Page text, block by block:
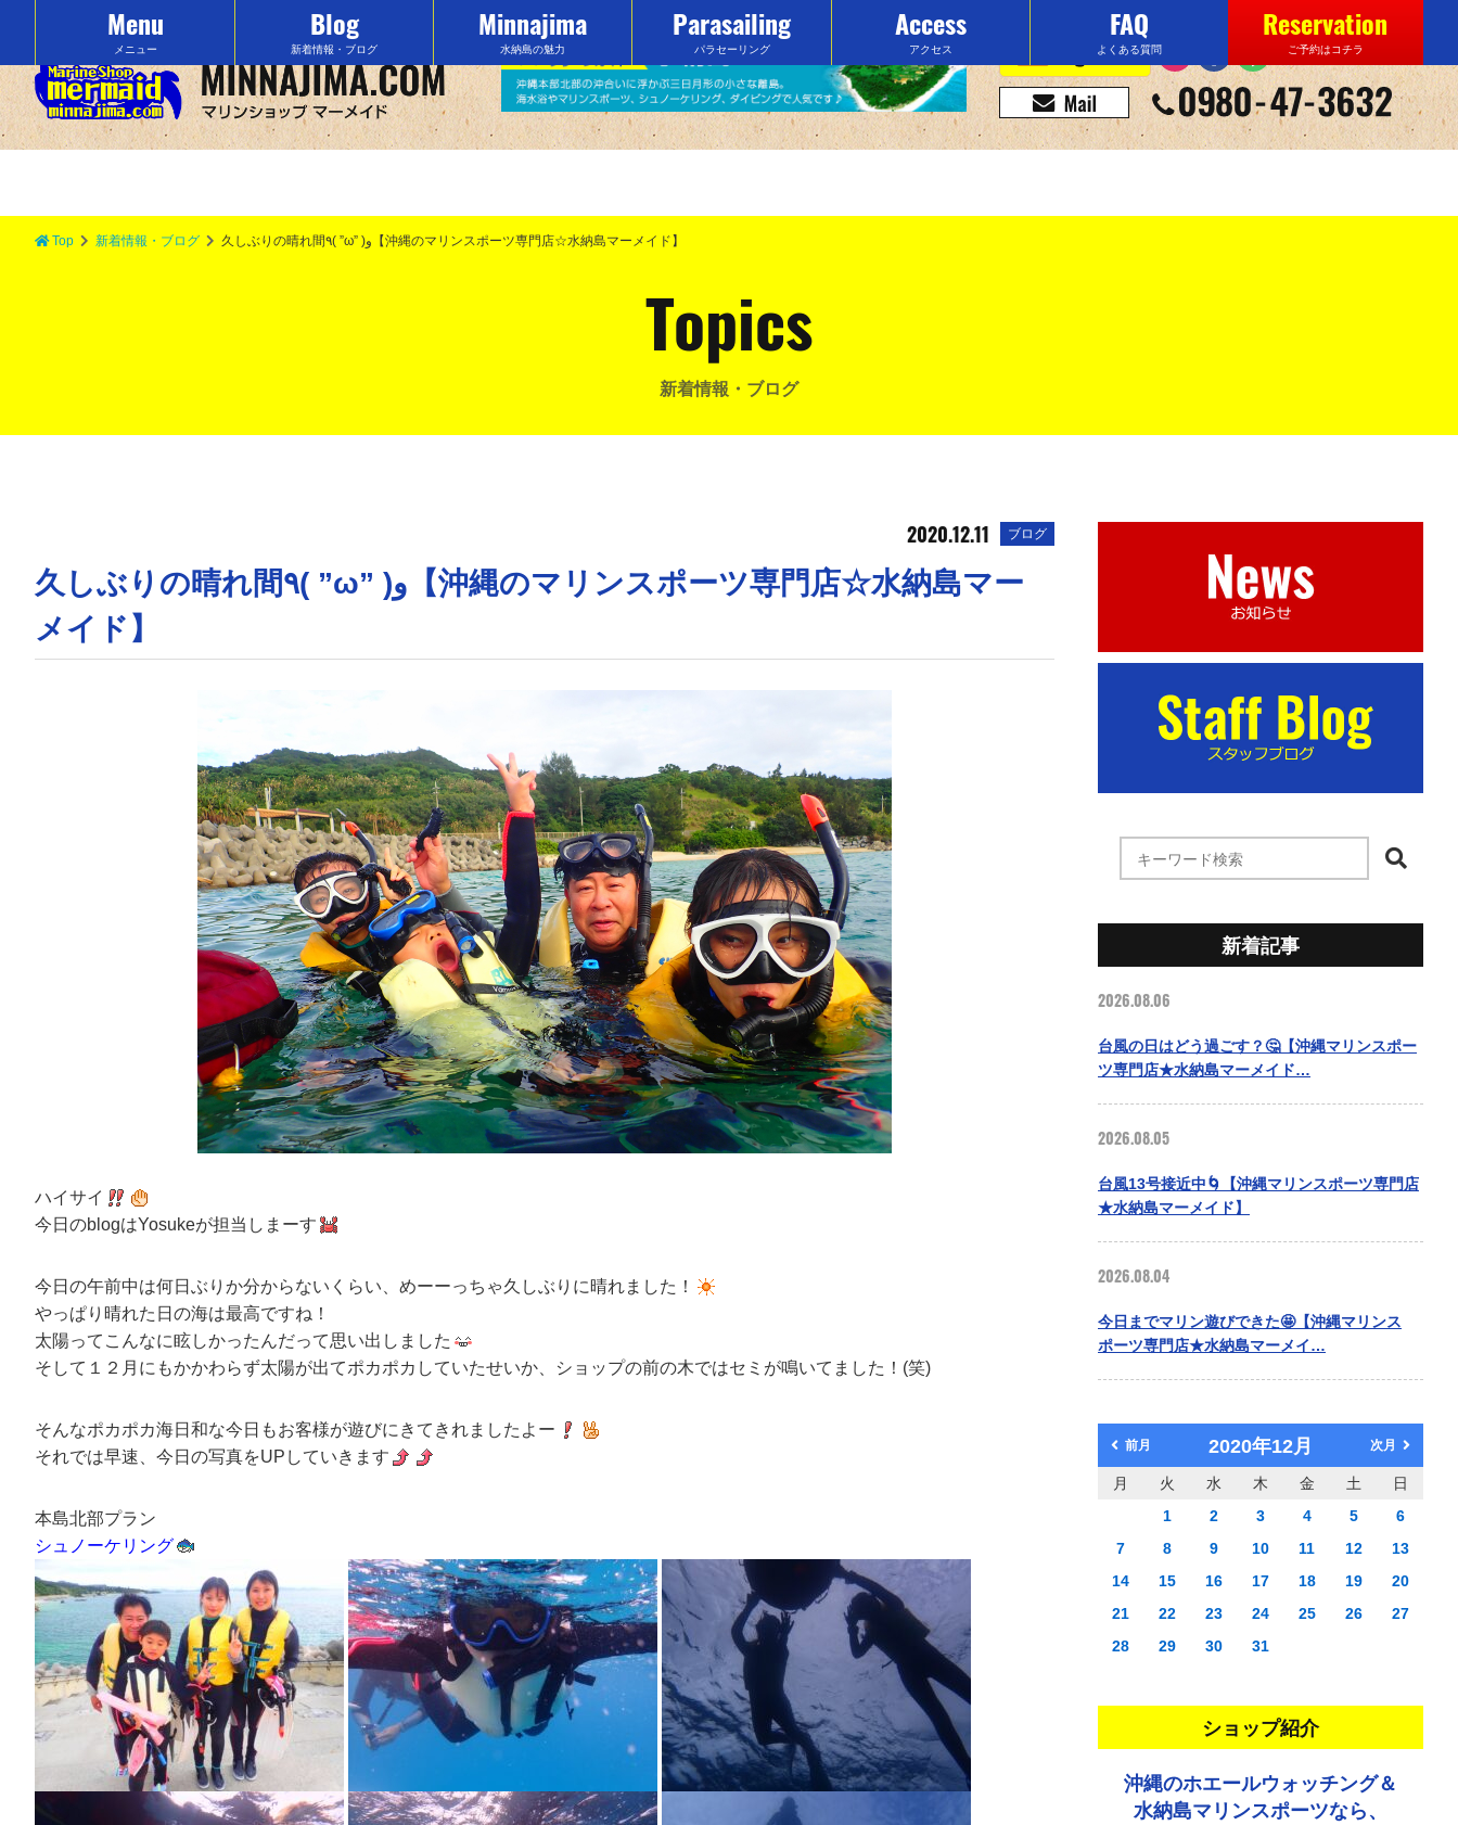
沖縄の水納島でマリンスポーツをするなら「マーメイド」で決まり！
Menu
メニュー
Blog
新着情報・ブログ
Minnajima
水納島の魅力
Parasailing
パラセーリング
Access
アクセス
FAQ
よくある質問
Reservation
ご予約はコチラ
Top 新着情報・ブログ 久しぶりの晴れ間٩( ”ω” )و【沖縄のマリンスポーツ専門店☆水納島マーメイド】
Topics
新着情報・ブログ
2020.12.11 ブログ
久しぶりの晴れ間٩( ”ω” )و【沖縄のマリンスポーツ専門店☆水納島マー
メイド】
ハイサイ
今日のblogはYosukeが担当しまーす
今日の午前中は何日ぶりか分からないくらい、めーーっちゃ久しぶりに晴れました！
やっぱり晴れた日の海は最高ですね！
太陽ってこんなに眩しかったんだって思い出しました
そして１２月にもかかわらず太陽が出てポカポカしていたせいか、ショップの前の木ではセミが鳴いてました！(笑)
そんなポカポカ海日和な今日もお客様が遊びにきてきれましたよー
それでは早速、今日の写真をUPしていきます
本島北部プラン
シュノーケリング
新着記事
2026.08.06
台風の日はどう過ごす？🤔【沖縄マリンスポー
ツ専門店★水納島マーメイド…
2026.08.05
台風13号接近中🌀【沖縄マリンスポーツ専門店
★水納島マーメイド】
2026.08.04
今日までマリン遊びできた🤩【沖縄マリンス
ポーツ専門店★水納島マーメイ…
前月 2020年12月 次月
月 火 水 木 金 土
日
1
2 3 4 5
6
7
8 9 10 11 12
13
14
15 16 17 18 19
20
21
22 23 24 25 26
27
28
29 30 31
ショップ紹介
沖縄のホエールウォッチング＆
水納島マリンスポーツなら、